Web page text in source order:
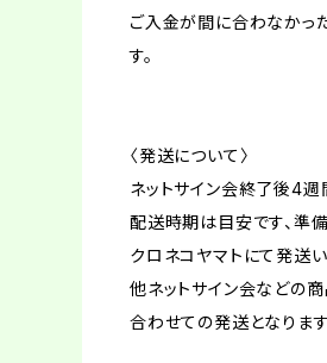
ご入金が間に合わなかっ
す。
〈発送について〉
ネットサイン会終了後4
配送時期は目安です、準
クロネコヤマトにて発送い
他ネットサイン会などの
合わせての発送となります